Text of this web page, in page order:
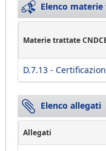
Elenco
Materie trattate
D.7.13 -
Elenco allegati
Allegati